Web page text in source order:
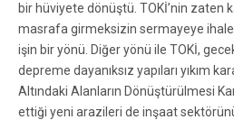
bir hüviyete dönüştü. TOKİ’nin zaten
masrafa girmeksizin sermayeye
işin bir yönü. Diğer yönü ile TOKİ,
depreme dayanıksız yapıları yıkım
Altındaki Alanların Dönüştürülmesi
ettiği yeni arazileri de inşaat